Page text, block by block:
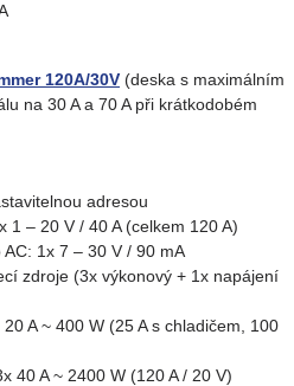
120A/30V (deska s maximálním
na 30 A a 70 A při krátkodobém
adresou
1 – 20 V / 40 A (celkem 120 A)
1x 7 – 30 V / 90 mA
zdroje (3x výkonový + 1x napájení
A ~ 400 W (25 A s chladičem, 100
40 A ~ 2400 W (120 A / 20 V)